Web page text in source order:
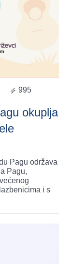
995
okuplja
Pagu održava
Pagu,
i s